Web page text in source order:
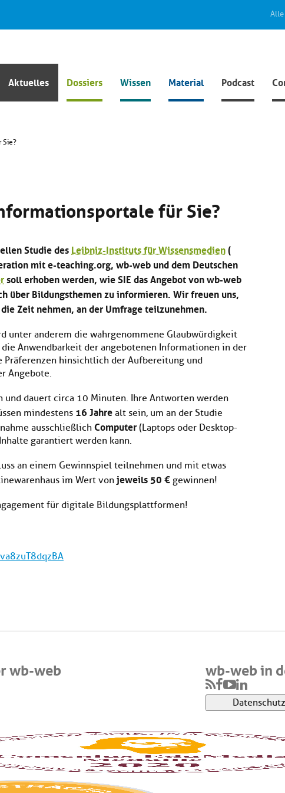
Alle
Aktuelles Dossiers Wissen Material Podcast
Sie?
für Sie?
Studie desLeibniz-Instituts für Wissensmedien(
mit e-teaching.org, wb-web und dem Deutschen
soll erhoben werden, wie SIE das Angebot von wb-web
über Bildungsthemen zu informieren. Wir freuen uns,
Zeit nehmen, an der Umfrage teilzunehmen.
unter anderem die wahrgenommene Glaubwürdigkeit
Anwendbarkeit der angebotenen Informationen in der
Präferenzen hinsichtlich der Aufbereitung und
Angebote.
dauert circa 10 Minuten. Ihre Antworten werden
mindestens 16 Jahre alt sein, um an der Studie
ausschließlich Computer (Laptops oder Desktop-
garantiert werden kann.
an einem Gewinnspiel teilnehmen und mit etwas
im Wert von jeweils 50 € gewinnen!
für digitale Bildungsplattformen!
wb-web wb-web in